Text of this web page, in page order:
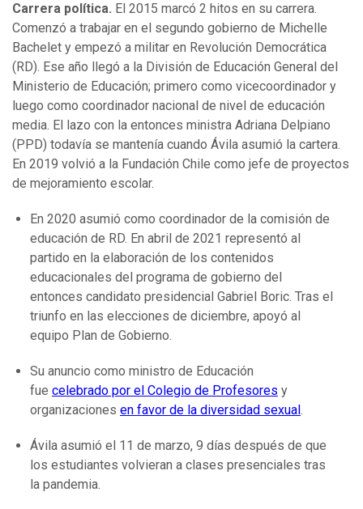
Carrera política. El 2015 marcó 2 hitos en su carrera.
Comenzó a trabajar en el segundo gobierno de Michelle
Bachelet y empezó a militar en Revolución Democrática
(RD). Ese año llegó a la División de Educación General del
Ministerio de Educación; primero como vicecoordinador y
luego como coordinador nacional de nivel de educación
media. El lazo con la entonces ministra Adriana Delpiano
(PPD) todavía se mantenía cuando Ávila asumió la cartera.
En 2019 volvió a la Fundación Chile como jefe de proyectos
de mejoramiento escolar.
En 2020 asumió como coordinador de la comisión de
educación de RD. En abril de 2021 representó al
partido en la elaboración de los contenidos
educacionales del programa de gobierno del
entonces candidato presidencial Gabriel Boric. Tras el
triunfo en las elecciones de diciembre, apoyó al
equipo Plan de Gobierno.
Su anuncio como ministro de Educación
fue celebrado por el Colegio de Profesores y
organizaciones en favor de la diversidad sexual .
Ávila asumió el 11 de marzo, 9 días después de que
los estudiantes volvieran a clases presenciales tras
la pandemia.